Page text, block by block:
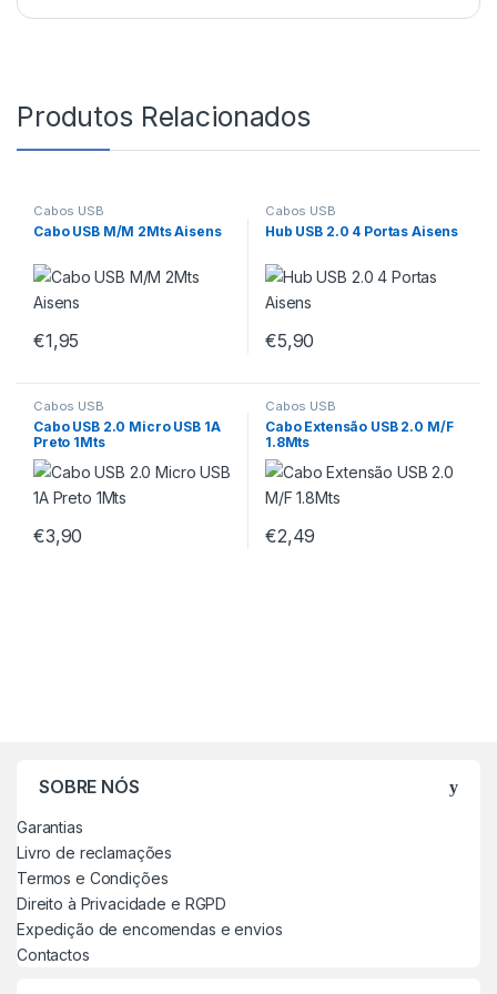
Produtos Relacionados
Cabos USB
Cabo USB M/M 2Mts Aisens
€1,95
Cabos USB
Hub USB 2.0 4 Portas Aisens
€5,90
Cabos USB
Cabo USB 2.0 Micro USB 1A
Preto 1Mts
€3,90
Cabos USB
Cabo Extensão USB 2.0 M/F
1.8Mts
€2,49
SOBRE NÓS
Garantias
Livro de reclamações
Termos e Condições
Direito à Privacidade e RGPD
Expedição de encomendas e envios
Contactos